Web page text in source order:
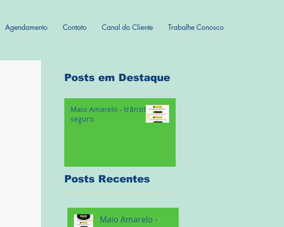
Agendamento Contato Canal do Cliente Trabalhe Conosco
Posts em Destaque
Maio Amarelo - trânsito
seguro
Posts Recentes
Maio Amarelo -